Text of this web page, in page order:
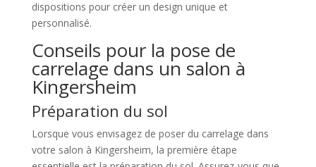
dispositions pour créer un design unique et
personnalisé.
Conseils pour la pose de
carrelage dans un salon à
Kingersheim
Préparation du sol
Lorsque vous envisagez de poser du carrelage dans
votre salon à Kingersheim, la première étape